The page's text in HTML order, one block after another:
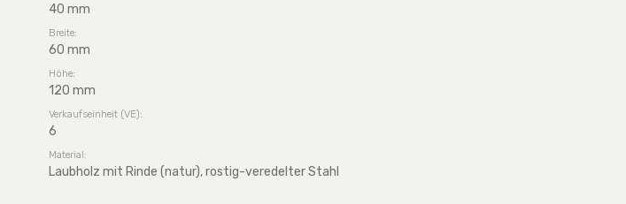
40 mm
Breite:
60 mm
Höhe:
120 mm
Verkaufseinheit (VE):
6
Material:
Laubholz mit Rinde (natur), rostig-veredelter Stahl